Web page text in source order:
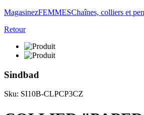
MagasinezFEMMESChaînes, colliers et
Retour
Sindbad
Sku: SI10B-CLPCP3CZ